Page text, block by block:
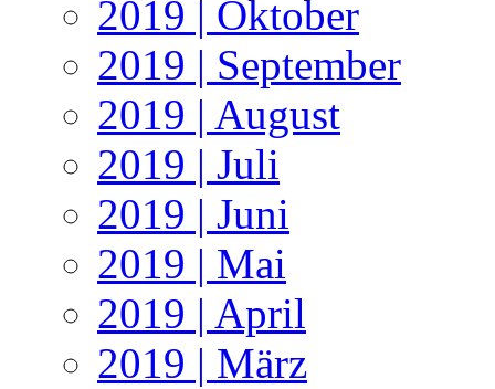
2019 | Oktober
2019 | September
2019 | August
2019 | Juli
2019 | Juni
2019 | Mai
2019 | April
2019 | März